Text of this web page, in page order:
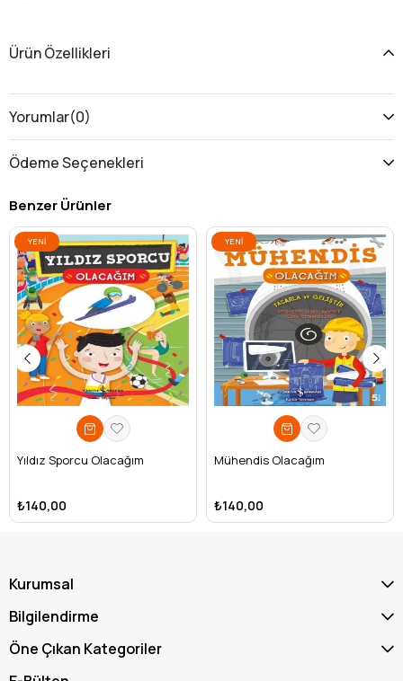
Ürün Özellikleri
Yorumlar(0)
Ödeme Seçenekleri
Benzer Ürünler
Yıldız Sporcu Olacağım
₺140,00
YENI
ÜRÜN
Mühendis Olacağım
₺140,00
YENI
ÜRÜN
Kurumsal
Bilgilendirme
Öne Çıkan Kategoriler